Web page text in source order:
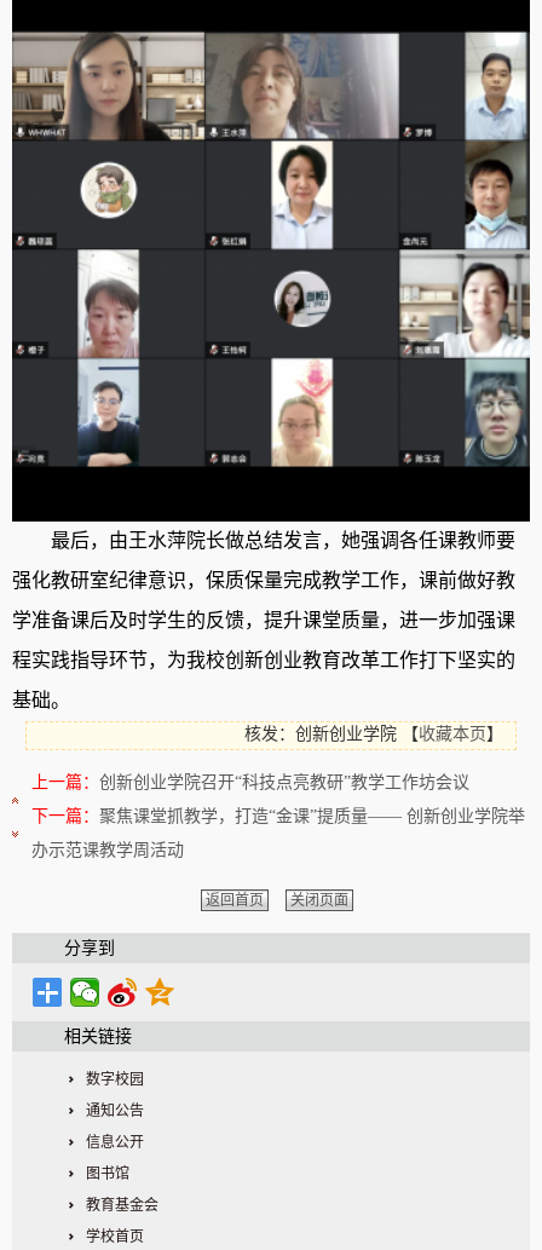
最后， 由王水萍院长做总结发言， 她强调各任课教师要
强化教研室纪律意识， 保质保量完成教学工作， 课前做好教
学准备课后及时学生的反馈， 提升课堂质量， 进一步加强课
程实践指导环节， 为我校创新创业教育改革工作打下坚实的
基础。
核发：创新创业学院 【收藏本页 】
上一篇： 创新创业学院召开“科技点亮教研”教学工作坊会议
下一篇： 聚焦课堂抓教学，打造“金课”提质量—— 创新创业学院举
办示范课教学周活动
返回首页 关闭页面
分享到
相关链接
数字校园
通知公告
信息公开
图书馆
教育基金会
学校首页